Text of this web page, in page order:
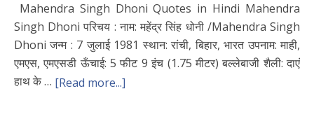
Mahendra Singh Dhoni Quotes in Hindi Mahendra
Singh Dhoni परिचय : नाम: महेंद्र सिंह धोनी /Mahendra Singh
Dhoni जन्म : 7 जुलाई 1981 स्थान: रांची, बिहार, भारत उपनाम: माही,
एमएस, एमएसडी ऊँचाई: 5 फीट 9 इंच (1.75 मीटर) बल्लेबाजी शैली: दाएं
हाथ के … [Read more...]